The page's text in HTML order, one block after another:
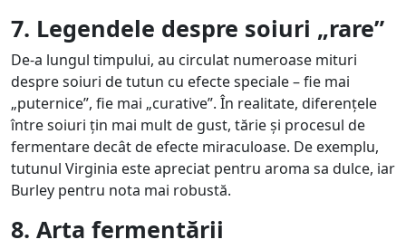
7. Legendele despre soiuri „rare”
De-a lungul timpului, au circulat numeroase mituri
despre soiuri de tutun cu efecte speciale – fie mai
„puternice”, fie mai „curative”. În realitate, diferențele
între soiuri țin mai mult de gust, tărie și procesul de
fermentare decât de efecte miraculoase. De exemplu,
tutunul Virginia este apreciat pentru aroma sa dulce, iar
Burley pentru nota mai robustă.
8. Arta fermentării